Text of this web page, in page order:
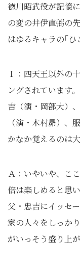
徳川昭武役が記憶
の変の井伊直弼の
はゆるキャラの｢ひ
Ｉ：四天王以外の
ングされています
吉（演・岡部大）
（演・木村昴）、
かなか覚えるのは
Ａ：いやいや、こ
倍は楽しめると思
父・忠吉にイッセ
家の人々をしっか
がいっそう盛り上